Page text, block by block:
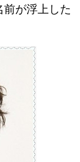
が浮上した